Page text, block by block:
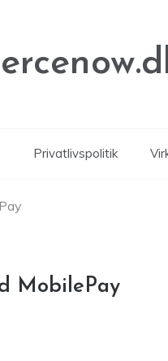
Privatlivspolitik
MobilePay